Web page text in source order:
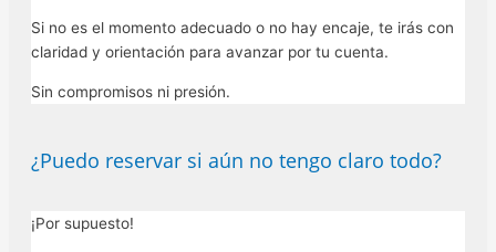
Si no es el momento adecuado o no hay encaje, te irás con
claridad y orientación para avanzar por tu cuenta.
Sin compromisos ni presión.
¿Puedo reservar si aún no tengo claro todo?
¡Por supuesto!